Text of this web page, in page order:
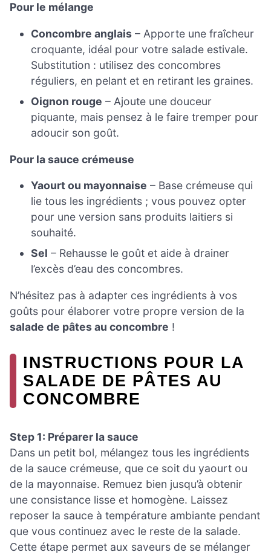
Pour le mélange
Concombre anglais – Apporte une fraîcheur
croquante, idéal pour votre salade estivale.
Substitution : utilisez des concombres
réguliers, en pelant et en retirant les graines.
Oignon rouge – Ajoute une douceur
piquante, mais pensez à le faire tremper pour
adoucir son goût.
Pour la sauce crémeuse
Yaourt ou mayonnaise – Base crémeuse qui
lie tous les ingrédients ; vous pouvez opter
pour une version sans produits laitiers si
souhaité.
Sel – Rehausse le goût et aide à drainer
l’excès d’eau des concombres.
N’hésitez pas à adapter ces ingrédients à vos
goûts pour élaborer votre propre version de la
salade de pâtes au concombre !
INSTRUCTIONS POUR LA
SALADE DE PÂTES AU
CONCOMBRE
Step 1: Préparer la sauce
Dans un petit bol, mélangez tous les ingrédients
de la sauce crémeuse, que ce soit du yaourt ou
de la mayonnaise. Remuez bien jusqu’à obtenir
une consistance lisse et homogène. Laissez
reposer la sauce à température ambiante pendant
que vous continuez avec le reste de la salade.
Cette étape permet aux saveurs de se mélanger